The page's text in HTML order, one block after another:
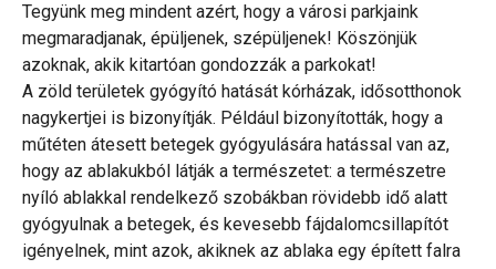
Tegyünk meg mindent azért, hogy a városi parkjaink
megmaradjanak, épüljenek, szépüljenek! Köszönjük
azoknak, akik kitartóan gondozzák a parkokat!
A zöld területek gyógyító hatását kórházak, idősotthonok
nagykertjei is bizonyítják. Például bizonyították, hogy a
műtéten átesett betegek gyógyulására hatással van az,
hogy az ablakukból látják a természetet: a természetre
nyíló ablakkal rendelkező szobákban rövidebb idő alatt
gyógyulnak a betegek, és kevesebb fájdalomcsillapítót
igényelnek, mint azok, akiknek az ablaka egy épített falra